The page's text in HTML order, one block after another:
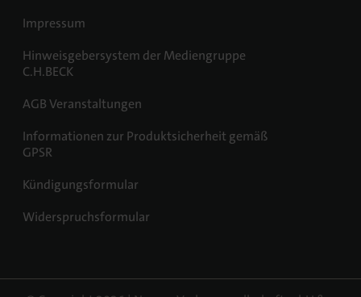
Impressum
Hinweisgebersystem der Mediengruppe
C.H.BECK
AGB Veranstaltungen
Informationen zur Produktsicherheit gemäß
GPSR
Kündigungsformular
Widerspruchsformular